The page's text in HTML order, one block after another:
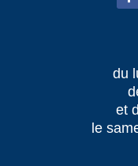
du
et
le